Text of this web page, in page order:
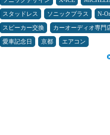
スタッドレス
ソニックプラス
N-
スピーカー交換
カーオーディオ専門
愛車記念日
京都 エアコン